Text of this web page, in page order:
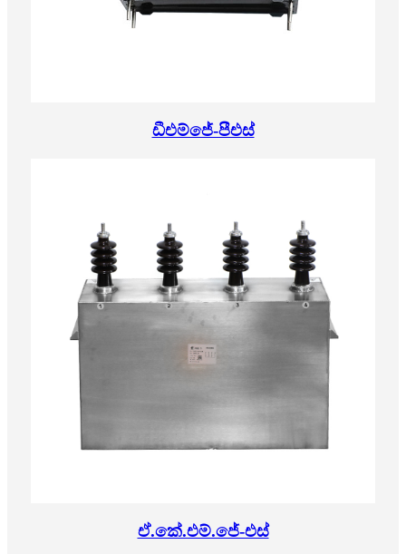
ඩීඑම්ජේ-පීඑස්
ඒ.කේ.එම්.ජේ-එස්